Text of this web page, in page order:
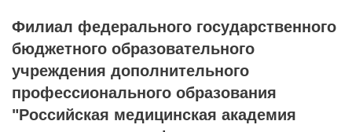
Филиал федерального государственного
бюджетного образовательного
учреждения дополнительного
профессионального образования
"Российская медицинская академия